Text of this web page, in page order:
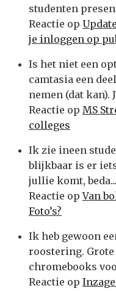
studenten
Reactie op
je inloggen op
Is het niet een
camtasia een
nemen (dat kan).
Reactie op MS
colleges
Ik zie ineen
blijkbaar is er
jullie komt, beda...
Reactie opVan
Foto’s?
Ik heb gewoon
roostering. Grote
chromebooks
Reactie op